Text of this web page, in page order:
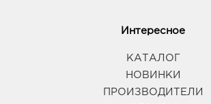
Интересное
КАТАЛОГ
НОВИНКИ
ПРОИЗВОДИТЕЛИ